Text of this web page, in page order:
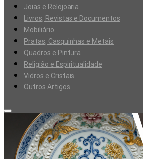
Joias e Relojoaria
Livros, Revistas e Documentos
Mobiliário
Pratas, Casquinhas e Metais
Quadros e Pintura
Religião e Espiritualidade
Vidros e Cristais
Outros Artigos